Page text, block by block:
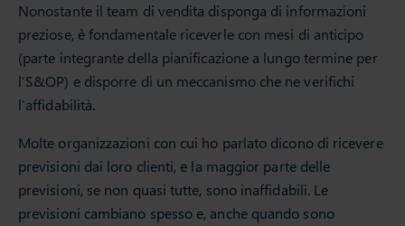
Nonostante il team di vendita disponga di informazioni
preziose, è fondamentale riceverle con mesi di anticipo
(parte integrante della pianificazione a lungo termine per
l’S&OP) e disporre di un meccanismo che ne verifichi
l’affidabilità.
Molte organizzazioni con cui ho parlato dicono di ricevere
previsioni dai loro clienti, e la maggior parte delle
previsioni, se non quasi tutte, sono inaffidabili. Le
previsioni cambiano spesso e, anche quando sono